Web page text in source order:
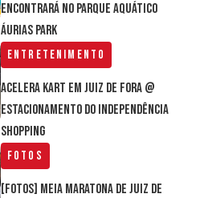
encontrará no parque aquático
Áurias Park
Entretenimento
Acelera Kart em Juiz de Fora @
estacionamento do Independência
Shopping
Fotos
[FOTOS] Meia Maratona de Juiz de